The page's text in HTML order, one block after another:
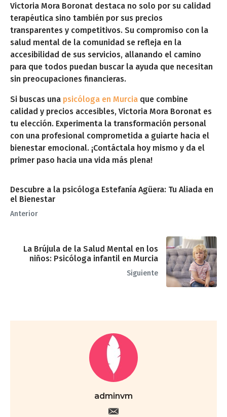
Victoria Mora Boronat destaca no solo por su calidad
terapéutica sino también por sus precios
transparentes y competitivos. Su compromiso con la
salud mental de la comunidad se refleja en la
accesibilidad de sus servicios, allanando el camino
para que todos puedan buscar la ayuda que necesitan
sin preocupaciones financieras.
Si buscas una psicóloga en Murcia que combine
calidad y precios accesibles, Victoria Mora Boronat es
tu elección. Experimenta la transformación personal
con una profesional comprometida a guiarte hacia el
bienestar emocional. ¡Contáctala hoy mismo y da el
primer paso hacia una vida más plena!
Descubre a la psicóloga Estefanía Agüera: Tu Aliada en
el Bienestar
Anterior
La Brújula de la Salud Mental en los
niños: Psicóloga infantil en Murcia
Siguiente
adminvm